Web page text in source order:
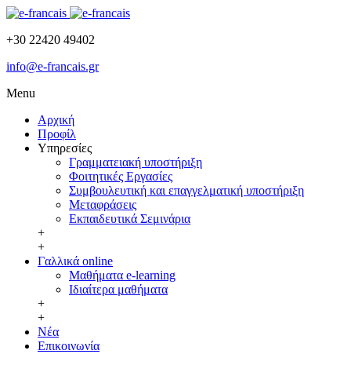
+30 22420 49402
info@e-francais.gr
Menu
Αρχική
Προφίλ
Υπηρεσίες
Γραμματειακή υποστήριξη
Φοιτητικές Εργασίες
Συμβουλευτική και επαγγελματική υποστήριξη
Μεταφράσεις
Εκπαιδευτικά Σεμινάρια
+
+
Γαλλικά online
Μαθήματα e-learning
Ιδιαίτερα μαθήματα
+
+
Νέα
Επικοινωνία